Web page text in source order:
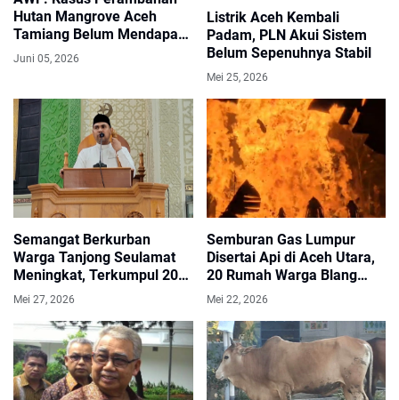
Hutan Mangrove Aceh
Tamiang Belum Mendapat
Kepastian Hukum
Juni 05, 2026
Listrik Aceh Kembali
Padam, PLN Akui Sistem
Belum Sepenuhnya Stabil
Mei 25, 2026
Semangat Berkurban
Warga Tanjong Seulamat
Meningkat, Terkumpul 20
Sapi dan 17 Kambing
Mei 27, 2026
Semburan Gas Lumpur
Disertai Api di Aceh Utara,
20 Rumah Warga Blang
Reubek Mengungsi
Mei 22, 2026